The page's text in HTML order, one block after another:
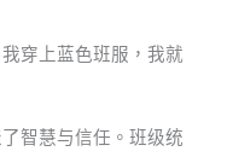
穿上蓝色班服，我就
智慧与信任。班级统